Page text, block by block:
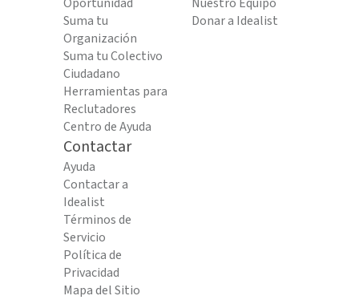
Suma tu
Organización
Suma tu Colectivo
Ciudadano
Herramientas para
Reclutadores
Centro de Ayuda
Donar a Idealist
Contactar
Ayuda
Contactar a
Idealist
Términos de
Servicio
Política de
Privacidad
Mapa del Sitio